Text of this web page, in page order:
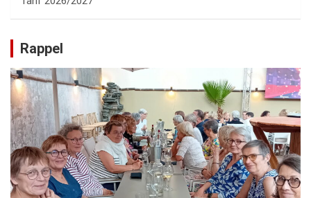
Rappel